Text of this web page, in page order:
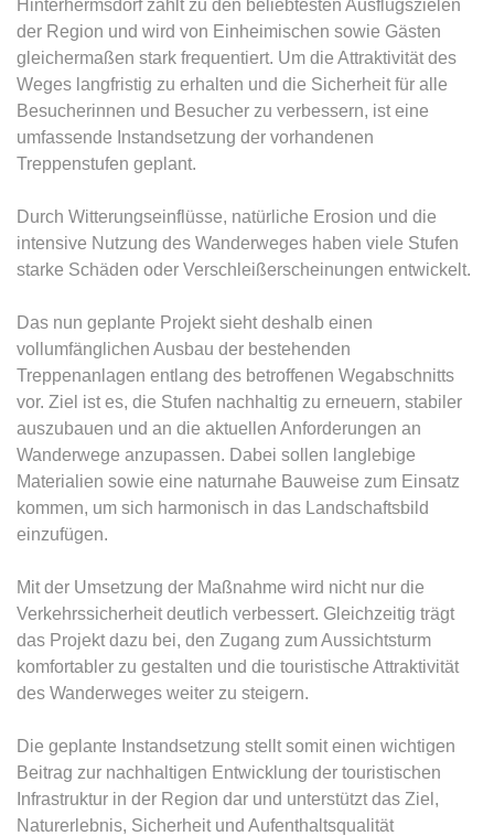
Hinterhermsdorf zählt zu den beliebtesten Ausflugszielen
der Region und wird von Einheimischen sowie Gästen
gleichermaßen stark frequentiert. Um die Attraktivität des
Weges langfristig zu erhalten und die Sicherheit für alle
Besucherinnen und Besucher zu verbessern, ist eine
umfassende Instandsetzung der vorhandenen
Treppenstufen geplant.
Durch Witterungseinflüsse, natürliche Erosion und die
intensive Nutzung des Wanderweges haben viele Stufen
starke Schäden oder Verschleißerscheinungen entwickelt.
Das nun geplante Projekt sieht deshalb einen
vollumfänglichen Ausbau der bestehenden
Treppenanlagen entlang des betroffenen Wegabschnitts
vor. Ziel ist es, die Stufen nachhaltig zu erneuern, stabiler
auszubauen und an die aktuellen Anforderungen an
Wanderwege anzupassen. Dabei sollen langlebige
Materialien sowie eine naturnahe Bauweise zum Einsatz
kommen, um sich harmonisch in das Landschaftsbild
einzufügen.
Mit der Umsetzung der Maßnahme wird nicht nur die
Verkehrssicherheit deutlich verbessert. Gleichzeitig trägt
das Projekt dazu bei, den Zugang zum Aussichtsturm
komfortabler zu gestalten und die touristische Attraktivität
des Wanderweges weiter zu steigern.
Die geplante Instandsetzung stellt somit einen wichtigen
Beitrag zur nachhaltigen Entwicklung der touristischen
Infrastruktur in der Region dar und unterstützt das Ziel,
Naturerlebnis, Sicherheit und Aufenthaltsqualität